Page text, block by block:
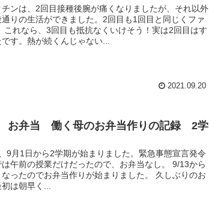
ンは、2回目接種後腕が痛くなりましたが、それ以外
りの生活ができました。2回目も1回目と同じくファ
これなら、3回目も抵抗なくいけそう！実は2回目はす
す。熱が続くんじゃない...
2021.09.20
お弁当 働く母のお弁当作りの記録 2学
9月1日から2学期が始まりました。緊急事態宣言発令
午前の授業だけだったので、お弁当なし。 9/13から
ったのでお弁当作りが始まりました。 久しぶりのお
は朝早く...